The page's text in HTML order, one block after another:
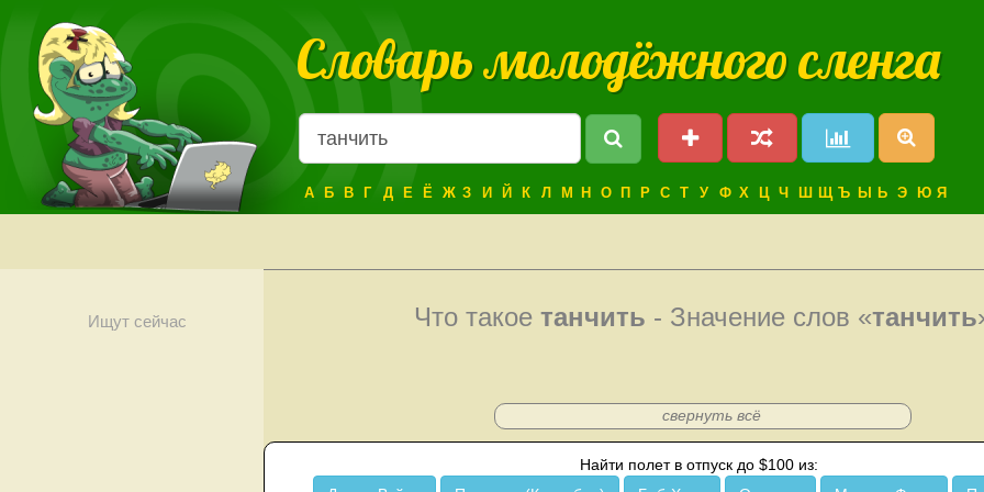
Словарь молодёжного сленга
А Б В Г Д Е Ё Ж З И Й К Л М Н О П Р С Т У Ф Х Ц Ч Ш Щ Ъ Ы Ь Э Ю Я
Ищут сейчас Что такое танчить - Значение слов «танчить
свернуть всё
Найти полет в отпуск до $100 из: